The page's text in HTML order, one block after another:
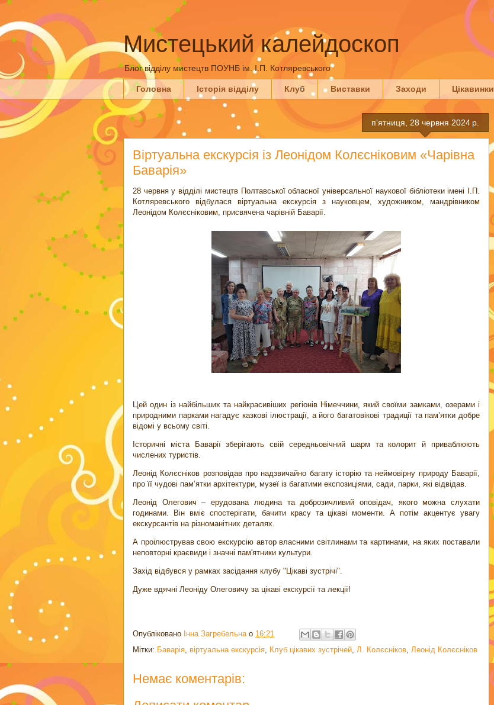
Мистецький калейдоскоп
Блог відділу мистецтв ПОУНБ ім. І.П. Котляревського
Головна Історія відділу Клуб Виставки Заходи Цікавинки
пʼятниця, 28 червня 2024 р.
Віртуальна екскурсія із Леонідом Колєсніковим «Чарівна
Баварія»
28 червня у відділі мистецтв Полтавської обласної універсальної наукової бібліотеки імені І.П.
Котляревського відбулася віртуальна екскурсія з науковцем, художником, мандрівником
Леонідом Колєсніковим, присвячена чарівній Баварії.
Цей один із найбільших та найкрасивіших регіонів Німеччини, який своїми замками, озерами і
природними парками нагадує казкові ілюстрації, а його багатовікові традиції та пам’ятки добре
відомі у всьому світі.
Історичні міста Баварії зберігають свій середньовічний шарм та колорит й приваблюють
числених туристів.
Леонід Колєсніков розповідав про надзвичайно багату історію та неймовірну природу Баварії,
про її чудові пам’ятки архітектури, музеї із багатими експозиціями, сади, парки, які відвідав.
Леонід Олегович – ерудована людина та доброзичливий оповідач, якого можна слухати
годинами. Він вміє спостерігати, бачити красу та цікаві моменти. А потім акцентує увагу
екскурсантів на різноманітних деталях.
А проілюстрував свою екскурсію автор власними світлинами та картинами, на яких поставали
неповторні краєвиди і значні пам'ятники культури.
Захід відбувся у рамках засідання клубу "Цікаві зустрічі".
Дуже вдячні Леоніду Олеговичу за цікаві екскурсії та лекції!
Опубліковано Інна Загребельна о 16:21
Мітки: Баварія віртуальна екскурсія Клуб цікавих зустрічей Л. Колєсніков Леонід Колєсніков
Немає коментарів: